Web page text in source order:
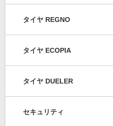
タイヤ REGNO
タイヤ ECOPIA
タイヤ DUELER
セキュリティ